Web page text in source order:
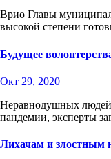
Врио Главы
высокой степени
Будущее
Окт 29, 2020
Неравнодушных людей
пандемии, эксперты
Лихачам и злостным